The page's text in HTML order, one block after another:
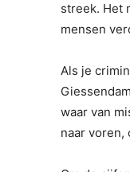
streek. Het
mensen
Als je
waar van
naar voren,